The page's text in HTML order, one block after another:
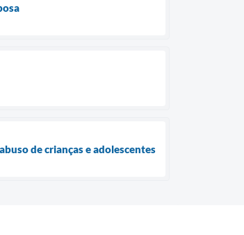
de crianças e adolescentes